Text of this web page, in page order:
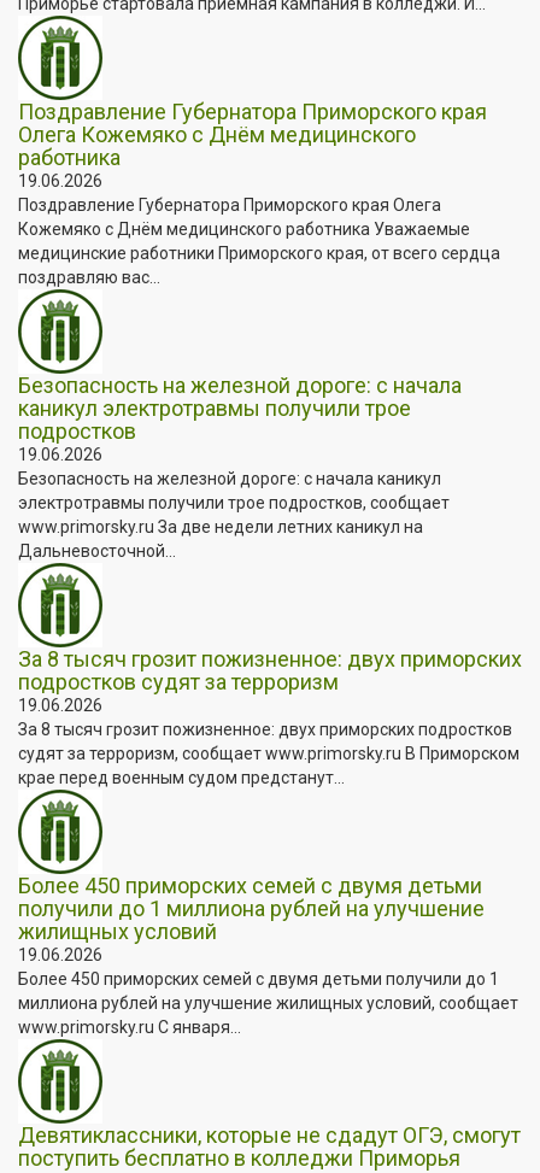
Поздравление Губернатора Приморского края
Олега Кожемяко с Днём медицинского
работника
19.06.2026
Поздравление Губернатора Приморского края Олега
Кожемяко с Днём медицинского работника Уважаемые
медицинские работники Приморского края, от всего сердца
поздравляю вас...
Безопасность на железной дороге: с начала
каникул электротравмы получили трое
подростков
19.06.2026
Безопасность на железной дороге: с начала каникул
электротравмы получили трое подростков, сообщает
www.primorsky.ru За две недели летних каникул на
Дальневосточной...
За 8 тысяч грозит пожизненное: двух приморских
подростков судят за терроризм
19.06.2026
За 8 тысяч грозит пожизненное: двух приморских подростков
судят за терроризм, сообщает www.primorsky.ru В Приморском
крае перед военным судом предстанут...
Более 450 приморских семей с двумя детьми
получили до 1 миллиона рублей на улучшение
жилищных условий
19.06.2026
Более 450 приморских семей с двумя детьми получили до 1
миллиона рублей на улучшение жилищных условий, сообщает
www.primorsky.ru С января...
Девятиклассники, которые не сдадут ОГЭ, смогут
поступить бесплатно в колледжи Приморья